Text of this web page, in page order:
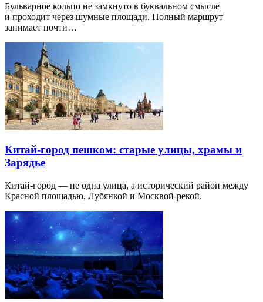
Бульварное кольцо не замкнуто в буквальном смысле
и проходит через шумные площади. Полный маршрут
занимает почти…
Китай-город пешком: старые улицы, храмы и
Зарядье
Китай-город — не одна улица, а исторический район между
Красной площадью, Лубянкой и Москвой-рекой.